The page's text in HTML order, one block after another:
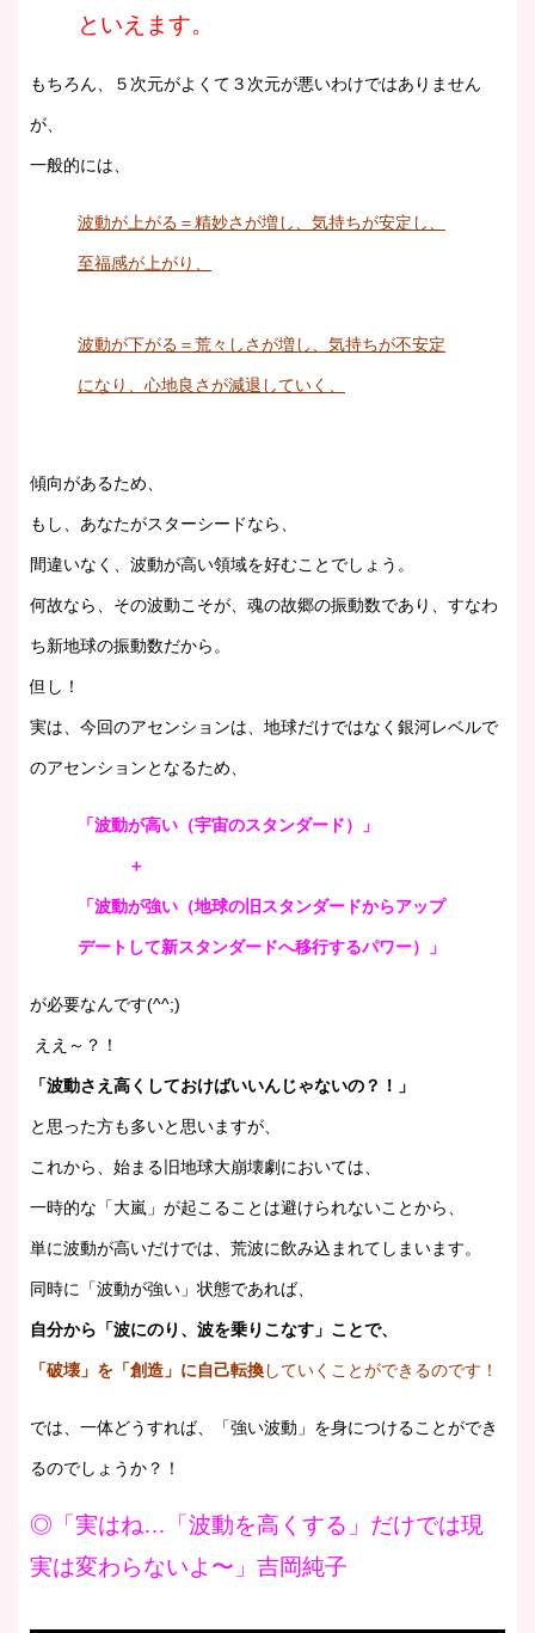
といえます。
もちろん、５次元がよくて３次元が悪いわけではありません
が、
一般的には、
波動が上がる＝精妙さが増し、気持ちが安定し、
至福感が上がり、
波動が下がる＝荒々しさが増し、気持ちが不安定
になり、心地良さが減退していく、
傾向があるため、
もし、あなたがスターシードなら、
間違いなく、波動が高い領域を好むことでしょう。
何故なら、その波動こそが、魂の故郷の振動数であり、すなわ
ち新地球の振動数だから。
但し！
実は、今回のアセンションは、地球だけではなく銀河レベルで
のアセンションとなるため、
「波動が高い（宇宙のスタンダード）」
＋
「波動が強い（地球の旧スタンダードからアップ
デートして新スタンダードへ移行するパワー）」
が必要なんです(^^;)
ええ～？！
「波動さえ高くしておけばいいんじゃないの？！」
と思った方も多いと思いますが、
これから、始まる旧地球大崩壊劇においては、
一時的な「大嵐」が起こることは避けられないことから、
単に波動が高いだけでは、荒波に飲み込まれてしまいます。
同時に「波動が強い」状態であれば、
自分から「波にのり、波を乗りこなす」ことで、
「破壊」を「創造」に自己転換していくことができるのです！
では、一体どうすれば、「強い波動」を身につけることができ
るのでしょうか？！
◎「実はね…「波動を高くする」だけでは現
実は変わらないよ〜」吉岡純子